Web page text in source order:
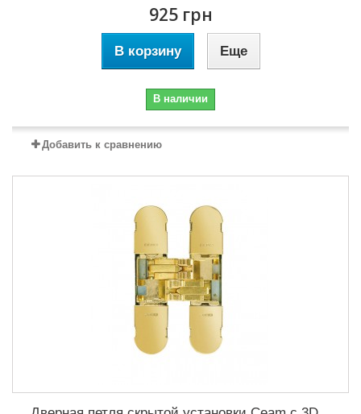
925 грн
В корзину Еще
В наличии
Добавить к сравнению